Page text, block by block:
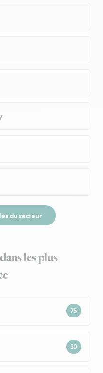
du secteur
les plus